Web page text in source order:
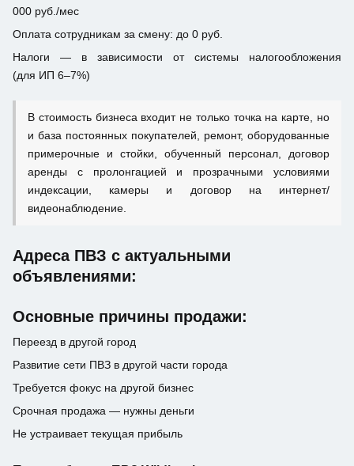
000 руб./мес
Оплата сотрудникам за смену: до 0 руб.
Налоги — в зависимости от системы налогообложения
(для ИП 6–7%)
В стоимость бизнеса входит не только точка на карте, но
и база постоянных покупателей, ремонт, оборудованные
примерочные и стойки, обученный персонал, договор
аренды с пролонгацией и прозрачными условиями
индексации, камеры и договор на интернет/
видеонаблюдение.
Адреса ПВЗ с актуальными
объявлениями:
Основные причины продажи:
Переезд в другой город
Развитие сети ПВЗ в другой части города
Требуется фокус на другой бизнес
Срочная продажа — нужны деньги
Не устраивает текущая прибыль